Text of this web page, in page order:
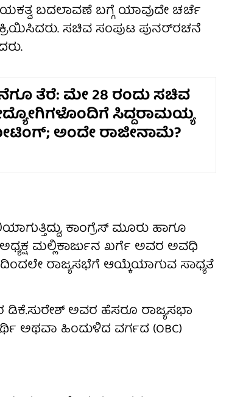
ಬದಲಾವಣೆ ಬಗ್ಗೆ ಯಾವುದೇ ಚರ್ಚೆ
ಸಚಿವ ಸಂಪುಟ ಪುನರ್‌ರಚನೆ
ತೆರೆ: ಮೇ 28 ರಂದು ಸಚಿವ
ಸಿದ್ದರಾಮಯ್ಯ
ಅಂದೇ ರಾಜೀನಾಮೆ?
ಕಾಂಗ್ರೆಸ್ ಮೂರು ಹಾಗೂ
ಮಲ್ಲಿಕಾರ್ಜುನ ಖರ್ಗೆ ಅವರ ಅವಧಿ
ರಾಜ್ಯಸಭೆಗೆ ಆಯ್ಕೆಯಾಗುವ ಸಾಧ್ಯತೆ
ಅವರ ಹೆಸರೂ ರಾಜ್ಯಸಭಾ
ಅಥವಾ ಹಿಂದುಳಿದ ವರ್ಗದ (OBC)